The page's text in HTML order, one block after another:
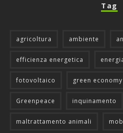
Tag
agricoltura ambiente
efficienza energetica
fotovoltaico green economy
Greenpeace inquinamento
maltrattamento animali